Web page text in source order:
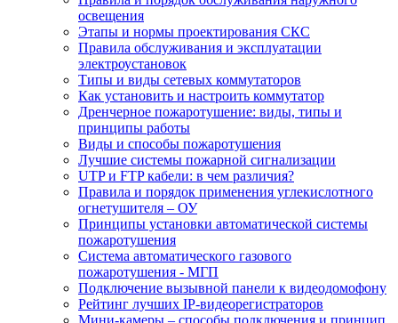
освещения
Этапы и нормы проектирования СКС
Правила обслуживания и эксплуатации
электроустановок
Типы и виды сетевых коммутаторов
Как установить и настроить коммутатор
Дренчерное пожаротушение: виды, типы и
принципы работы
Виды и способы пожаротушения
Лучшие системы пожарной сигнализации
UTP и FTP кабели: в чем различия?
Правила и порядок применения углекислотного
огнетушителя – ОУ
Принципы установки автоматической системы
пожаротушения
Система автоматического газового
пожаротушения - МГП
Подключение вызывной панели к видеодомофону
Рейтинг лучших IP-видеорегистраторов
Мини-камеры – способы подключения и принцип